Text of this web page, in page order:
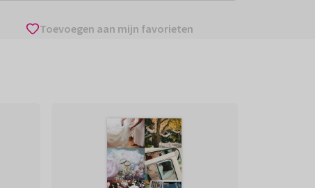
Toevoegen aan mijn favorieten